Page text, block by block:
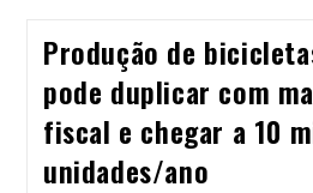
Produção de
pode duplicar com
fiscal e chegar a 10
unidades/ano